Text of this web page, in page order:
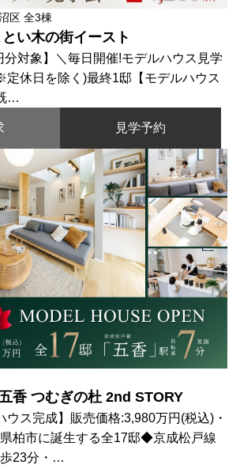
区 全3棟
い木の街イースト
分対象】＼毎日開催!モデルハウス見学
休日を除く)最終1邸【モデルハウス
…
見学予約
香 つむぎの杜 2nd STORY
ウス完成】販売価格:3,980万円(税込)・
柏市に誕生する全17邸◆京成松戸線
歩23分・…